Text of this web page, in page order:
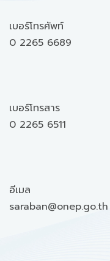
เบอร์โทรศัพท์
0 2265 6689
เบอร์โทรสาร
0 2265 6511
อีเมล
saraban@onep.go.th